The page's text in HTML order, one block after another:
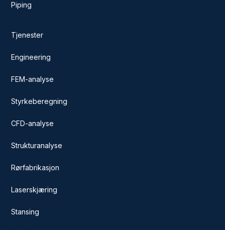
Piping
Tjenester
Engineering
FEM-analyse
Styrkeberegning
CFD-analyse
Strukturanalyse
Rørfabrikasjon
Laserskjæring
Stansing